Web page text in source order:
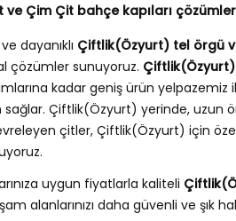
Çim Çit bahçe kapıları
dayanıklı Çiftlik(Özyurt) tel örgü
çözümler sunuyoruz.
kadar geniş ürün yelpazemiz
Çiftlik(Özyurt) yerinde, uzun
çitler, Çiftlik(Özyurt) için
uygun fiyatlarla kaliteli
alanlarınızı daha güvenli ve şık